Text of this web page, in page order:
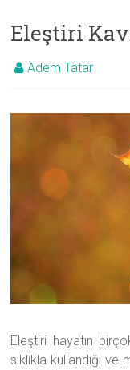
Eleştiri
Adem Tatar
Eleştiri hayatın
sıklıkla kullandığı